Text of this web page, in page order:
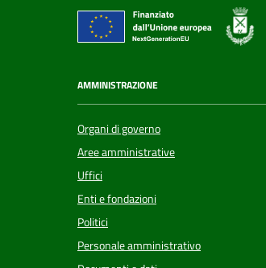
AMMINISTRAZIONE
Organi di governo
Aree amministrative
Uffici
Enti e fondazioni
Politici
Personale amministrativo